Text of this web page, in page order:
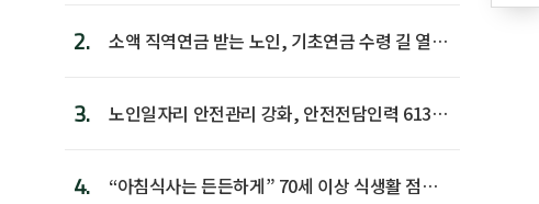
2.
소액 직역연금 받는 노인, 기초연금 수령 길 열린
3.
노인일자리 안전관리 강화, 안전전담인력 613명
4.
“아침식사는 든든하게” 70세 이상 식생활 점수